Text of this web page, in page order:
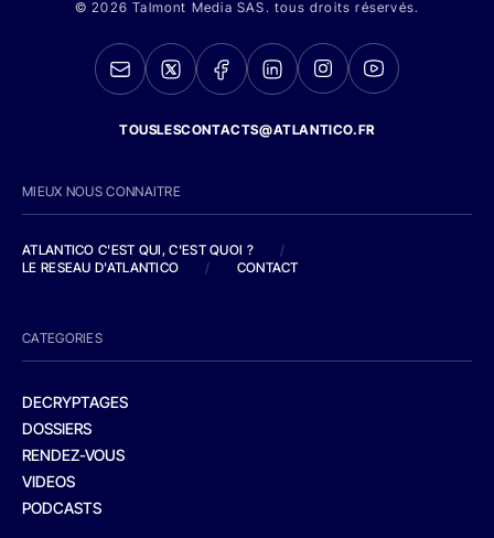
© 2026 Talmont Media SAS. tous droits réservés.
TOUSLESCONTACTS@ATLANTICO.FR
MIEUX NOUS CONNAITRE
ATLANTICO C'EST QUI, C'EST QUOI ?
/
LE RESEAU D'ATLANTICO
/ CONTACT
CATEGORIES
DECRYPTAGES
DOSSIERS
RENDEZ-VOUS
VIDEOS
PODCASTS